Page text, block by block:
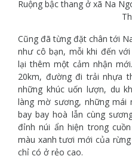
Ruộng bậc thang ở xã Na
Cũng đã từng đặt chân tới
như cô bạn, mỗi khi đến
lại thêm một cảm nhận
20km, đường đi trải nhựa
những khúc uốn lượn, du
làng mờ sương, những mái
bay bay hoà lẫn cùng
đỉnh núi ẩn hiện trong
màu xanh tươi mới của
chỉ có ở rẻo cao.